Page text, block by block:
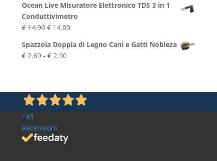
originale
era:
€ 13,24.
attuale
è:
€ 9,93.
Ocean Live Misuratore Elettronico TDS 3 in 1
Conduttivimetro
€14,90 Il
originale
era:
€14,00Il
attuale
Spazzola Doppia di Legno Cani e Gatti Nobleza
€2,69 - €2,90Fascia
€ 2,69
a
143
Recensioni